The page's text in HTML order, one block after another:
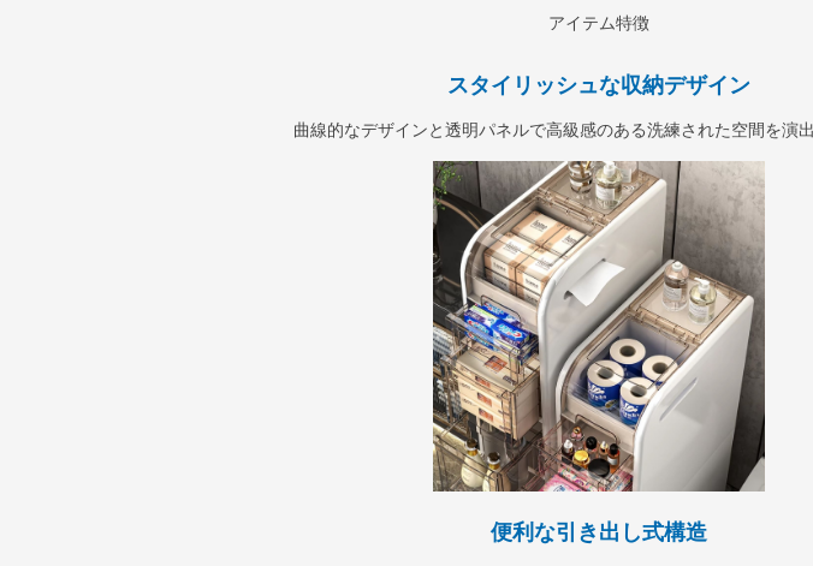
アイテム特徴
スタイリッシュな収納デザイン
曲線的なデザインと透明パネルで高級感のある洗練された空間を演出
便利な引き出し式構造